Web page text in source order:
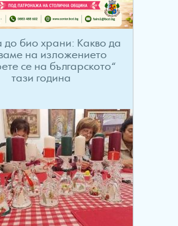
до био храни: Какво да
на изложението
се на българското“
тази година